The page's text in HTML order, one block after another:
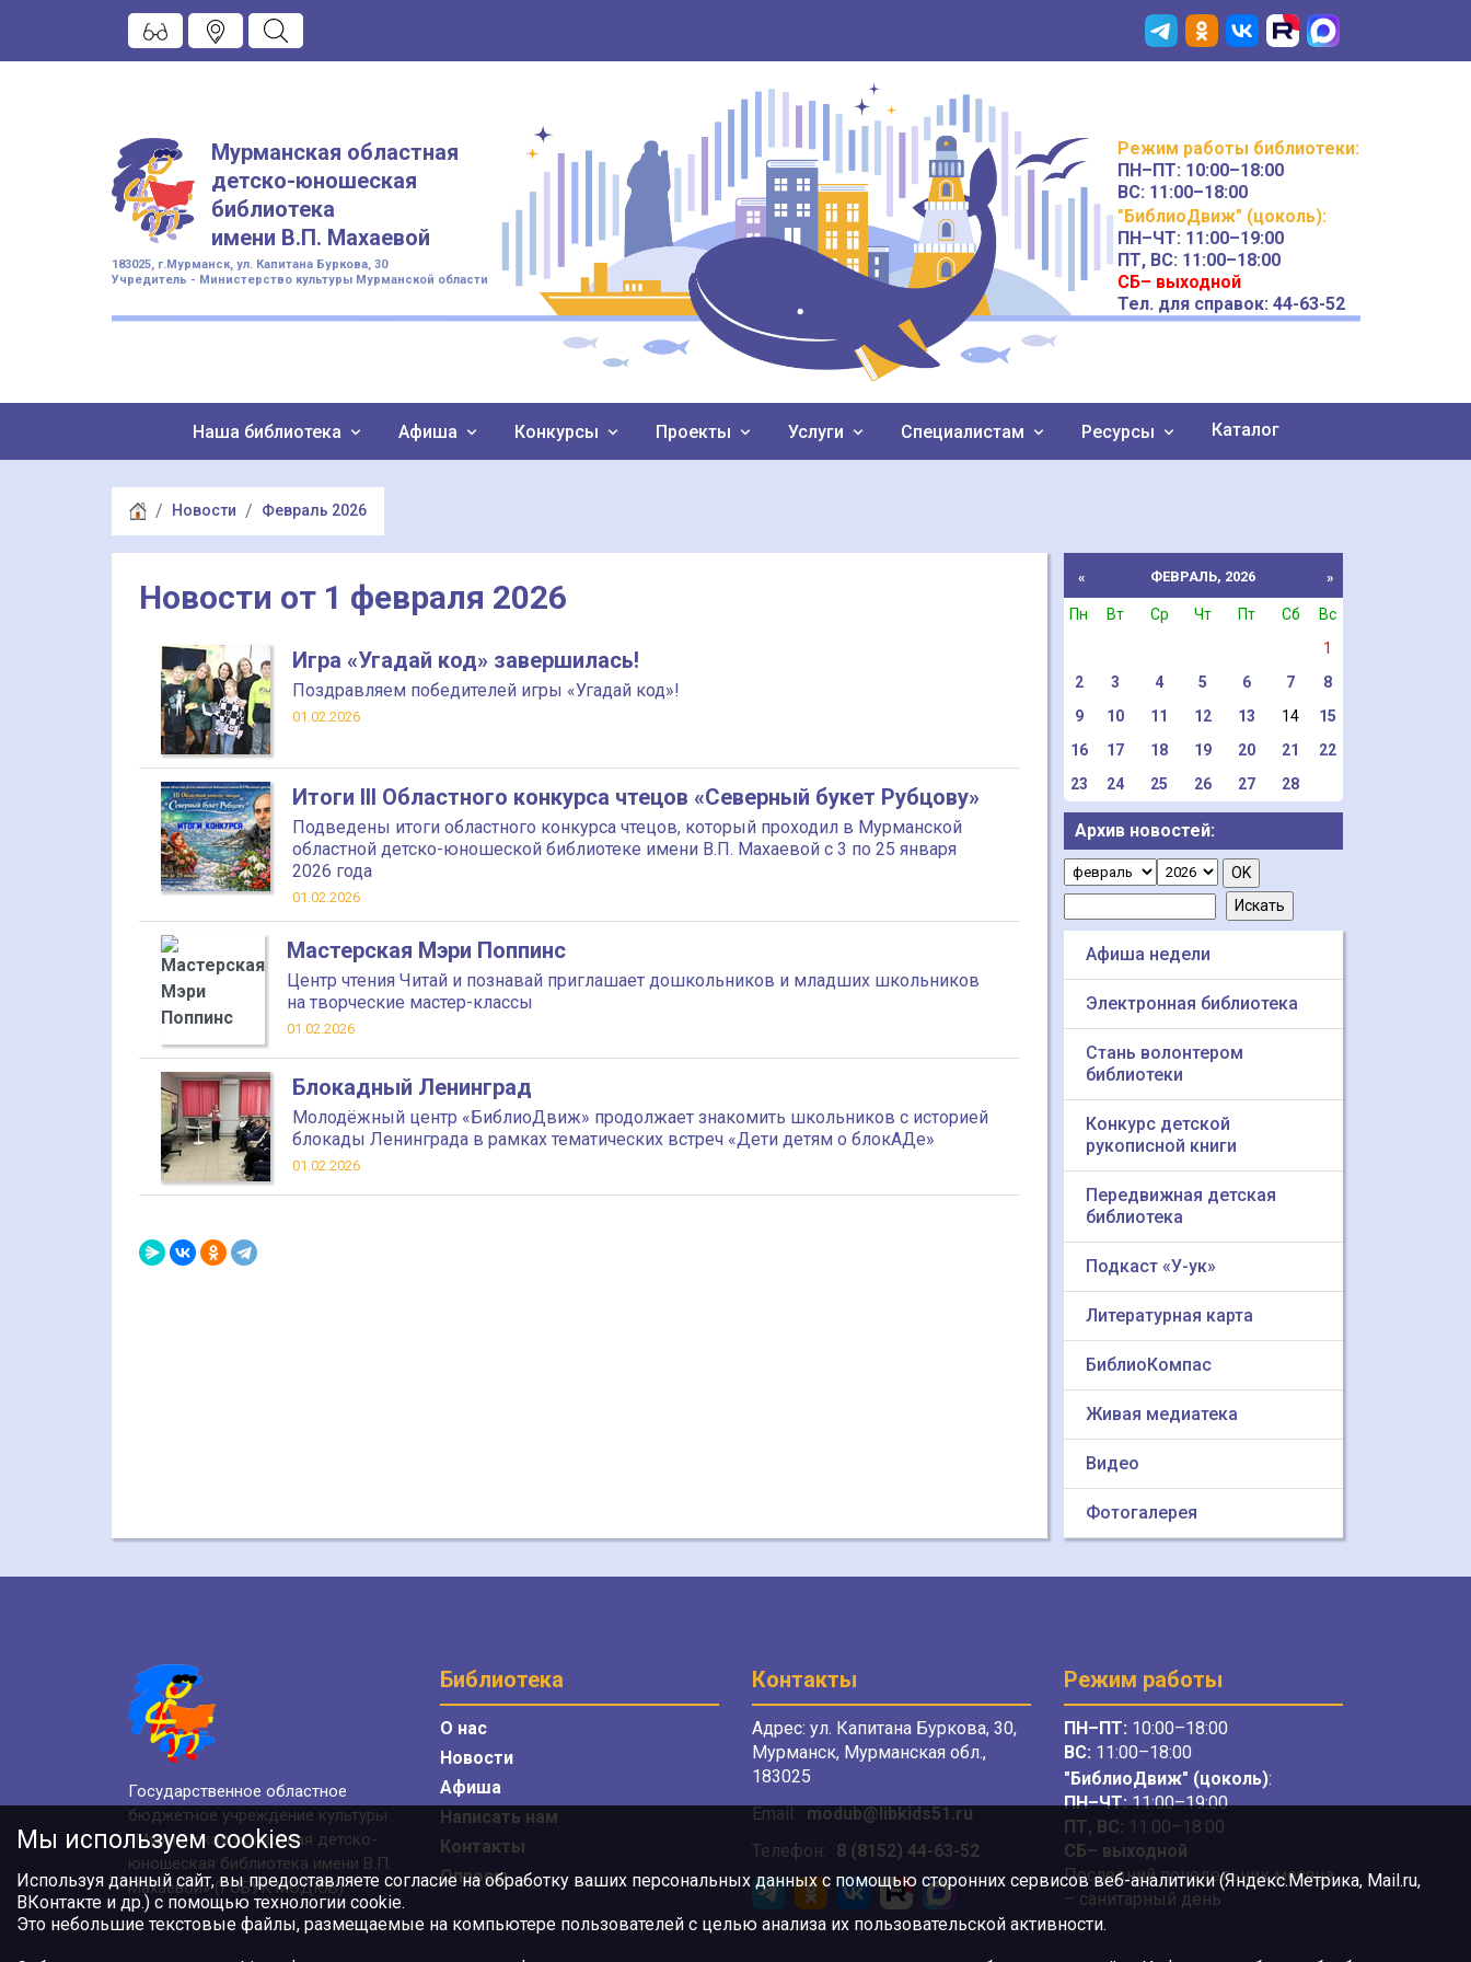
Мурманская областная
детско-юношеская
библиотека
имени В.П. Махаевой
183025, г.Мурманск, ул. Капитана Буркова, 30
Учредитель - Министерство культуры Мурманской области
Режим работы библиотеки:
ПН–ПТ: 10:00–18:00
ВС: 11:00–18:00
"БиблиоДвиж" (цоколь):
ПН–ЧТ: 11:00–19:00
ПТ, ВС: 11:00–18:00
СБ– выходной
Тел. для справок: 44-63-52
Наша библиотека Афиша Конкурсы Проекты Услуги Специалистам Ресурсы Каталог
Новости Февраль 2026
Новости от 1 февраля 2026
Игра «Угадай код» завершилась!
Поздравляем победителей игры «Угадай код»!
01.02.2026
Итоги III Областного конкурса чтецов «Северный букет Рубцову»
Подведены итоги областного конкурса чтецов, который проходил в Мурманской
областной детско-юношеской библиотеке имени В.П. Махаевой с 3 по 25 января
2026 года
01.02.2026
Мастерская Мэри Поппинс
Центр чтения Читай и познавай приглашает дошкольников и младших школьников
на творческие мастер-классы
01.02.2026
Блокадный Ленинград
Молодёжный центр «БиблиоДвиж» продолжает знакомить школьников с историей
блокады Ленинграда в рамках тематических встреч «Дети детям о блокАДе»
01.02.2026
« ФЕВРАЛЬ, 2026 »
Пн Вт Ср Чт Пт Сб
Вс
1
2
3 4 5 6 7
8
9
10 11 12 13 14
15
16
17 18 19 20 21
22
23
24 25 26 27 28
Архив новостей:
Афиша недели
Электронная библиотека
Стань волонтером
библиотеки
Конкурс детской
рукописной книги
Передвижная детская
библиотека
Подкаст «У-ук»
Литературная карта
БиблиоКомпас
Живая медиатека
Видео
Фотогалерея
Государственное областное
бюджетное учреждение культуры
«Мурманская областная детско-
юношеская библиотека имени В.П.
Махаевой» (ГОБУК МОДЮБ)
Библиотека
О нас
Новости
Афиша
Написать нам
Контакты
Опросы
Контакты
Адрес: ул. Капитана Буркова, 30,
Мурманск, Мурманская обл.,
183025
Email: modub@libkids51.ru
Телефон: 8 (8152) 44-63-52
Режим работы
ПН–ПТ: 10:00–18:00
ВС: 11:00–18:00
"БиблиоДвиж" (цоколь):
ПН–ЧТ:11:00–19:00
ПТ, ВС: 11:00–18:00
СБ– выходной
Последний понедельник месяца
– санитарный день
Мы используем cookies
Используя данный сайт, вы предоставляете согласие на обработку ваших персональных данных с помощью сторонних сервисов веб-аналитики (Яндекс.Метрика, Mail.ru,
ВКонтакте и др.) с помощью технологии cookie.
Это небольшие текстовые файлы, размещаемые на компьютере пользователей с целью анализа их пользовательской активности.